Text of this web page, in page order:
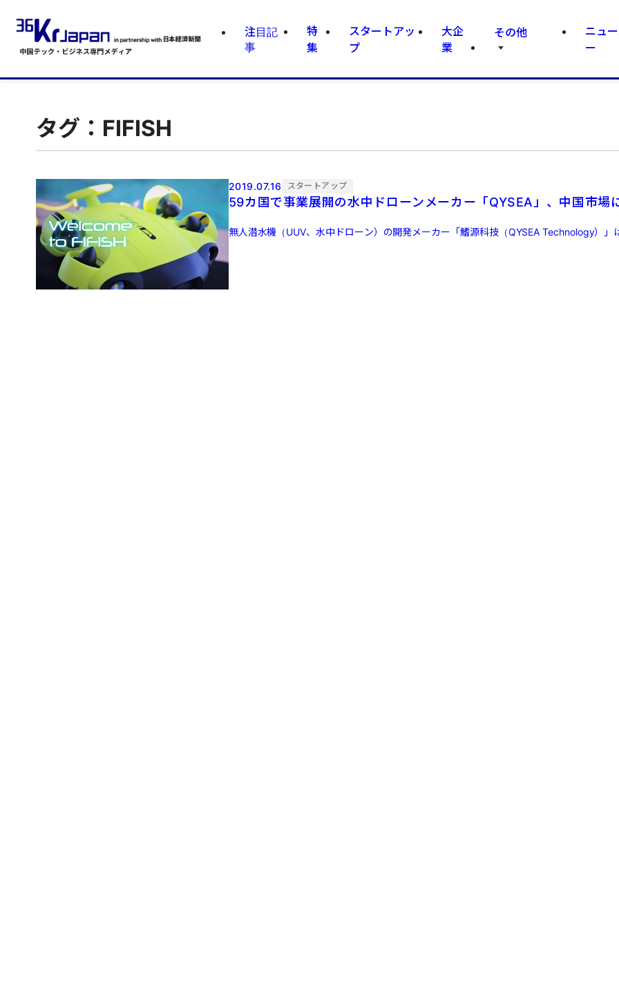
注目記
事
特
集
スタートアッ
プ
大企
業
その他
ニュ
ー
タグ：FIFISH
2019.07.16 スタートアップ
59カ国で事業展開の水中ドローンメーカー「QYSEA」、中国市場
無人潜水機（UUV、水中ドローン）の開発メーカー「鰭源科技（QYSEA Technology）」